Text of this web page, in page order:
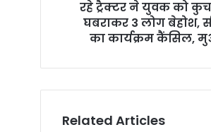
रहे ट्रैक्टर ने युवक को
घबराकर 3 लोग बेहोश,
का कार्यक्रम कैंसिल,
Related Articles